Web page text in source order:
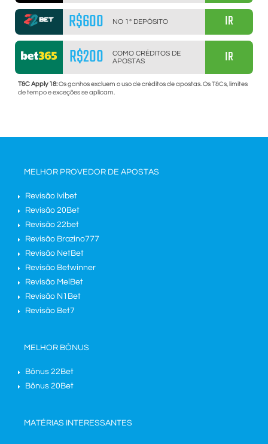
R$600 NO 1º DEPÓSITO IR
R$200
COMO CRÉDITOS DE
APOSTAS
IR
T&C Apply 18:Os ganhos excluem o uso de créditos de apostas. Os T&Cs, limites
de tempo e exceções se aplicam.
MELHOR PROVEDOR DE APOSTAS
Revisão Ivibet
Revisão 20Bet
Revisão 22bet
Revisão Brazino777
Revisão NetBet
Revisão Betwinner
Revisão MelBet
Revisão N1Bet
Revisão Bet7
MELHOR BÔNUS
Bônus 22Bet
Bônus 20Bet
MATÉRIAS INTERESSANTES